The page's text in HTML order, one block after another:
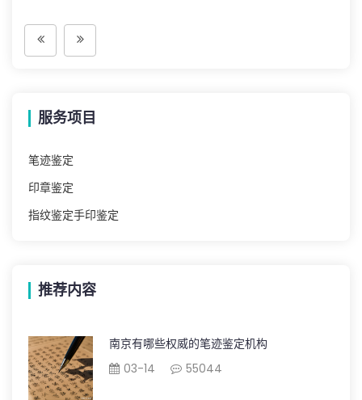
服务项目
笔迹鉴定
印章鉴定
指纹鉴定手印鉴定
推荐内容
南京有哪些权威的笔迹鉴定机构
03-14
55044